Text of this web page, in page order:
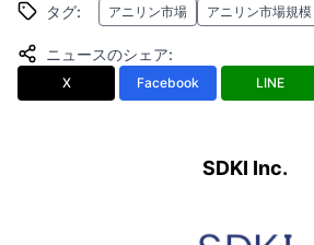
タグ: アニリン市場 アニリン市場規模
ニュースのシェア:
X Facebook LINE
SDKI Inc.